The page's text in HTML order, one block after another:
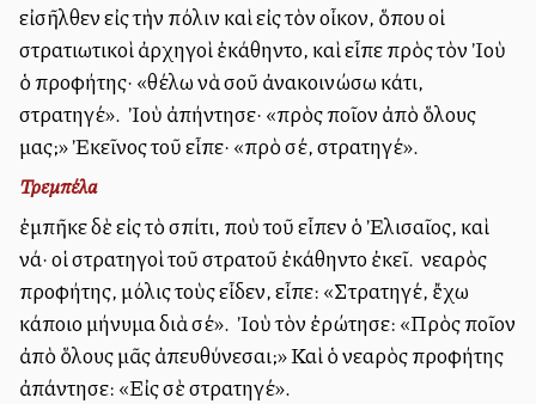
εἰσῆλθεν εἰς τὴν πόλιν καὶ εἰς τὸν οἶκον, ὅπου οἱ
στρατιωτικοὶ ἀρχηγοὶ ἐκάθηντο, καὶ εἶπε πρὸς τὸν Ἰοὺ
ὁ προφήτης· «θέλω νὰ σοῦ ἀνακοινώσω κάτι,
στρατηγέ». Ὁ Ἰοὺ ἀπήντησε· «πρὸς ποῖον ἀπὸ ὅλους
μας;» Ἐκεῖνος τοῦ εἶπε· «πρὸ σέ, στρατηγέ».
Τρεμπέλα
ἐμπῆκε δὲ εἰς τὸ σπίτι, ποὺ τοῦ εἶπεν ὁ Ἐλισαῖος, καὶ
νά· οἱ στρατηγοὶ τοῦ στρατοῦ ἐκάθηντο ἐκεῖ. Ὁ νεαρὸς
προφήτης, μόλις τοὺς εἶδεν, εἶπε: «Στρατηγέ, ἔχω
κάποιο μήνυμα διὰ σέ». Ὁ Ἰοὺ τὸν ἐρώτησε: «Πρὸς ποῖον
ἀπὸ ὅλους μᾶς ἀπευθύνεσαι;» Καὶ ὁ νεαρὸς προφήτης
ἀπάντησε: «Εἰς σὲ στρατηγέ».